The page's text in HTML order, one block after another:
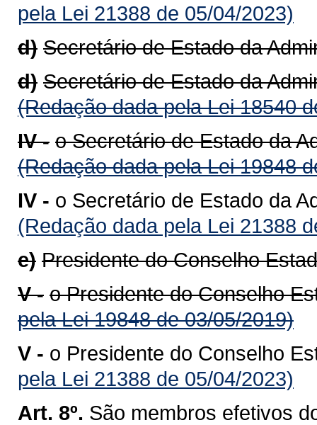
pela Lei 21388 de 05/04/2023)
d) Secretário de Estado da
d) Secretário de Estado da
(Redação dada pela Lei 18540
IV - o Secretário de Estado da
(Redação dada pela Lei 19848
IV - o Secretário de Estado da
(Redação dada pela Lei 21388
e) Presidente do Conselho
V - o Presidente do Conselho
pela Lei 19848 de 03/05/2019)
V - o Presidente do Conselho
pela Lei 21388 de 05/04/2023)
Art. 8º. São membros efetivos